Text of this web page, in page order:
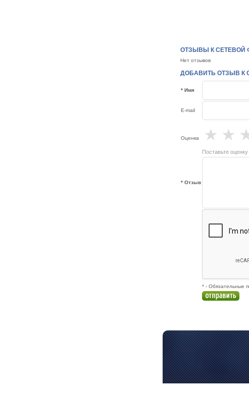
ОТЗЫВЫ К СЕТЕВОЙ
Нет отзывов
ДОБАВИТЬ ОТЗЫВ К
* Имя
E-mail
Оценка ★
★
Поставьте
* Отзыв
* - Обязательные